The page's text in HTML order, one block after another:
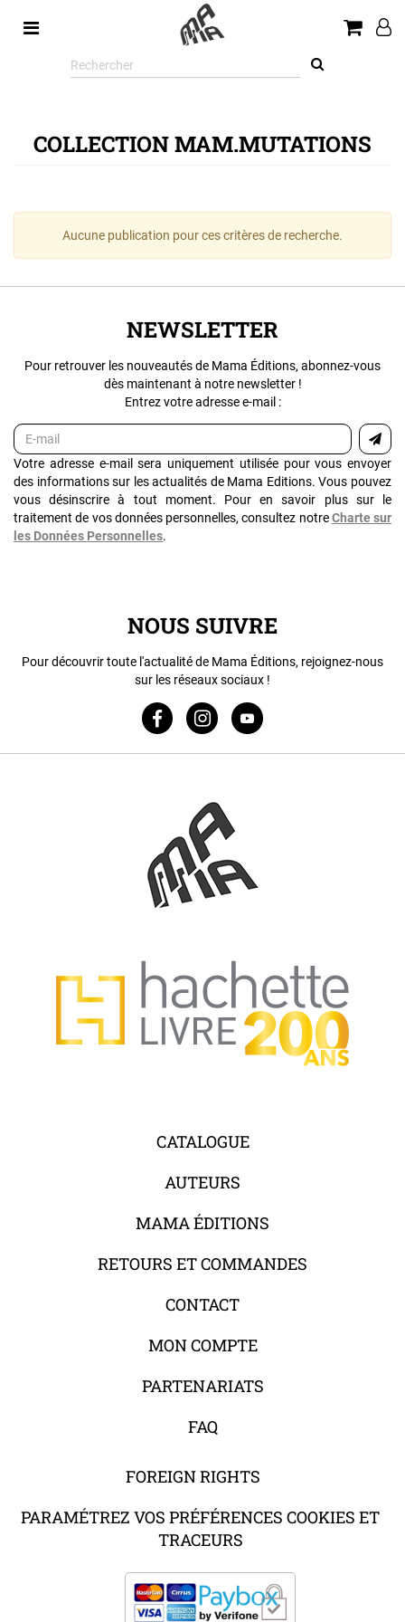
Rechercher
sur
COLLECTION MAM.MUTATIONS
Aucune publication pour ces critères de recherche.
NEWSLETTER
Pour retrouver les nouveautés de Mama Éditions, abonnez-vous
dès maintenant à notre newsletter !
Entrez votre adresse e-mail :
Votre adresse e-mail sera uniquement utilisée pour vous envoyer
des informations sur les actualités de Mama Editions. Vous pouvez
vous désinscrire à tout moment. Pour en savoir plus sur le
traitement de vos données personnelles, consultez notre Charte sur
les Données Personnelles.
NOUS SUIVRE
Pour découvrir toute l'actualité de Mama Éditions, rejoignez-nous
sur les réseaux sociaux !
CATALOGUE
AUTEURS
MAMA ÉDITIONS
RETOURS ET COMMANDES
CONTACT
MON COMPTE
PARTENARIATS
FAQ
FOREIGN RIGHTS
PARAMÉTREZ VOS PRÉFÉRENCES COOKIES ET
TRACEURS